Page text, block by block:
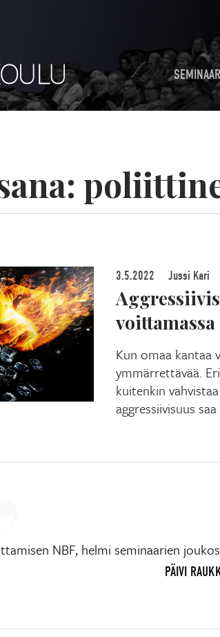
3.5.2022 Jussi Kari
voittamassa
Kun omaa kantaa
ymmärrettävää.
kuitenkin
aggressiivisuus
NBF, helmi seminaarien
PÄIVI